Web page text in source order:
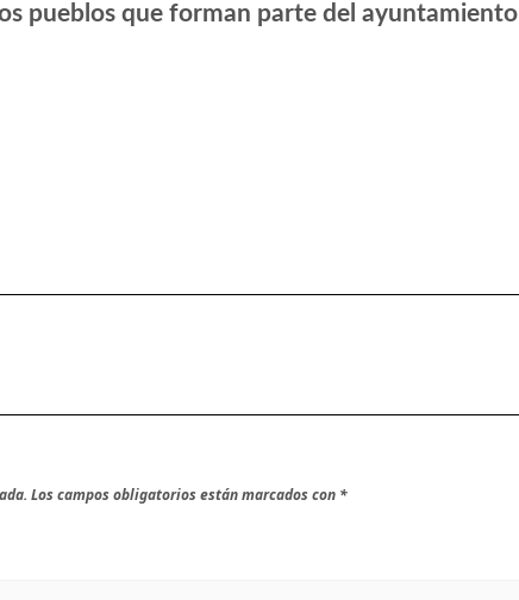
pueblos que forman parte del ayuntamiento
Los campos obligatorios están marcados con *